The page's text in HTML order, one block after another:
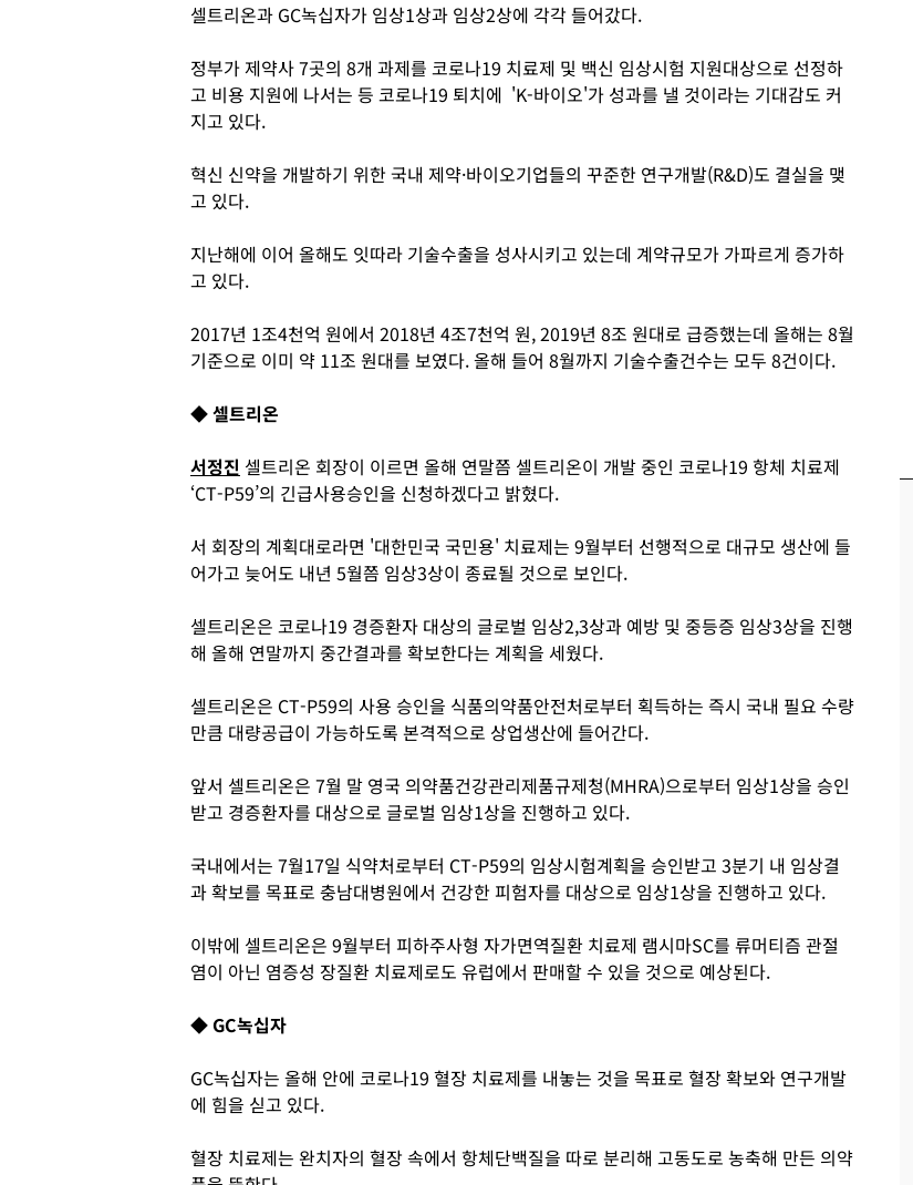
셀트리온과 GC녹십자가 임상1상과 임상2상에 각각 들어갔다.
정부가 제약사 7곳의 8개 과제를 코로나19 치료제 및 백신 임상시험 지원대상으로 선정하
고 비용 지원에 나서는 등 코로나19 퇴치에 'K-바이오'가 성과를 낼 것이라는 기대감도 커
지고 있다.
혁신 신약을 개발하기 위한 국내 제약·바이오기업들의 꾸준한 연구개발(R&D)도 결실을 맺
고 있다.
지난해에 이어 올해도 잇따라 기술수출을 성사시키고 있는데 계약규모가 가파르게 증가하
고 있다.
2017년 1조4천억 원에서 2018년 4조7천억 원, 2019년 8조 원대로 급증했는데 올해는 8월
기준으로 이미 약 11조 원대를 보였다. 올해 들어 8월까지 기술수출건수는 모두 8건이다.
◆ 셀트리온
서정진 셀트리온 회장이 이르면 올해 연말쯤 셀트리온이 개발 중인 코로나19 항체 치료제
‘CT-P59’의 긴급사용승인을 신청하겠다고 밝혔다.
서 회장의 계획대로라면 '대한민국 국민용' 치료제는 9월부터 선행적으로 대규모 생산에 들
어가고 늦어도 내년 5월쯤 임상3상이 종료될 것으로 보인다.
셀트리온은 코로나19 경증환자 대상의 글로벌 임상2,3상과 예방 및 중등증 임상3상을 진행
해 올해 연말까지 중간결과를 확보한다는 계획을 세웠다.
셀트리온은 CT-P59의 사용 승인을 식품의약품안전처로부터 획득하는 즉시 국내 필요 수량
만큼 대량공급이 가능하도록 본격적으로 상업생산에 들어간다.
앞서 셀트리온은 7월 말 영국 의약품건강관리제품규제청(MHRA)으로부터 임상1상을 승인
받고 경증환자를 대상으로 글로벌 임상1상을 진행하고 있다.
국내에서는 7월17일 식약처로부터 CT-P59의 임상시험계획을 승인받고 3분기 내 임상결
과 확보를 목표로 충남대병원에서 건강한 피험자를 대상으로 임상1상을 진행하고 있다.
이밖에 셀트리온은 9월부터 피하주사형 자가면역질환 치료제 램시마SC를 류머티즘 관절
염이 아닌 염증성 장질환 치료제로도 유럽에서 판매할 수 있을 것으로 예상된다.
◆ GC녹십자
GC녹십자는 올해 안에 코로나19 혈장 치료제를 내놓는 것을 목표로 혈장 확보와 연구개발
에 힘을 싣고 있다.
혈장 치료제는 완치자의 혈장 속에서 항체단백질을 따로 분리해 고동도로 농축해 만든 의약